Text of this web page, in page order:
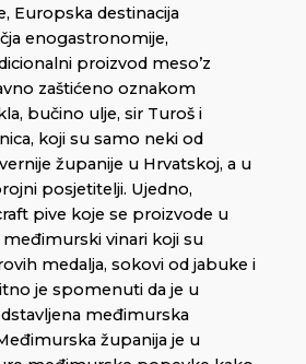
Europska destinacija
enogastronomije,
proizvod meso’z
zaštićeno oznakom
bučino ulje, sir Turoš i
koji su samo neki od
županije u Hrvatskoj, a u
posjetitelji. Ujedno,
pive koje se proizvode u
vinari koji su
medalja, sokovi od jabuke i
je spomenuti da je u
međimurska
županija je u